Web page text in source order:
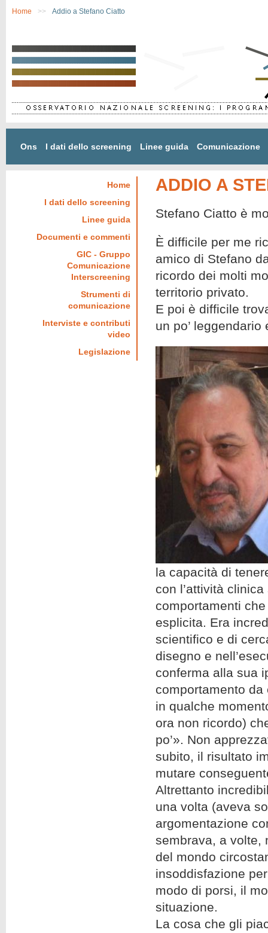
Home >> Addio a Stefano Ciatto
Ons I dati dello screening Linee guida Comunicazione
Home
I dati dello screening
Linee guida
Documenti e commenti
GIC - Gruppo
Comunicazione
Interscreening
Strumenti di
comunicazione
Interviste e contributi
video
Legislazione
ADDIO A
Stefano Ciatto è
È difficile per me
amico di Stefano
ricordo dei molti
territorio privato.
E poi è difficile
un po’
la capacità di
con l’attività
comportamenti
esplicita. Era
scientifico e di
disegno e
conferma alla sua
comportamento
in qualche
ora non ricordo)
po’». Non
subito, il risultato
mutare
Altrettanto
una volta (aveva
argomentazione
sembrava, a volte,
del mondo
insoddisfazione
modo di porsi, il
situazione.
La cosa che gli